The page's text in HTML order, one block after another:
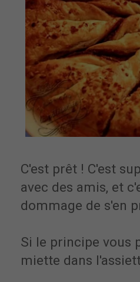
C'est prêt ! C'est
avec des amis, et
dommage de s'en
Si le principe vous
miette dans